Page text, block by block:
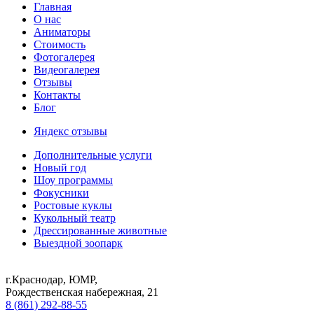
Главная
О нас
Аниматоры
Стоимость
Фотогалерея
Видеогалерея
Отзывы
Контакты
Блог
Яндекс отзывы
Дополнительные услуги
Новый год
Шоу программы
Фокусники
Ростовые куклы
Кукольный театр
Дрессированные животные
Выездной зоопарк
г.Краснодар, ЮМР,
Рождественская набережная, 21
8 (861) 292-88-55